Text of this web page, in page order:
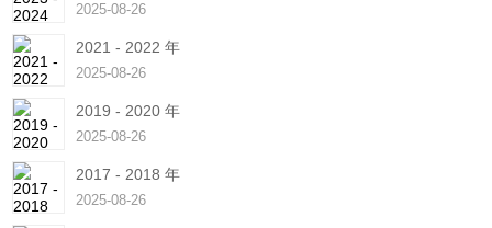
2025-08-26
2021 - 2022 年
2025-08-26
2019 - 2020 年
2025-08-26
2017 - 2018 年
2025-08-26